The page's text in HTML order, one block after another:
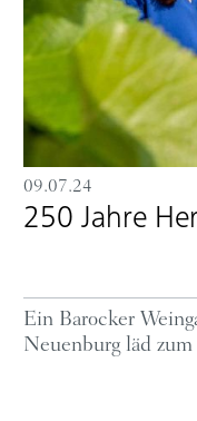
09.07.24
250 Jahre
Ein Barocker
Neuenburg läd